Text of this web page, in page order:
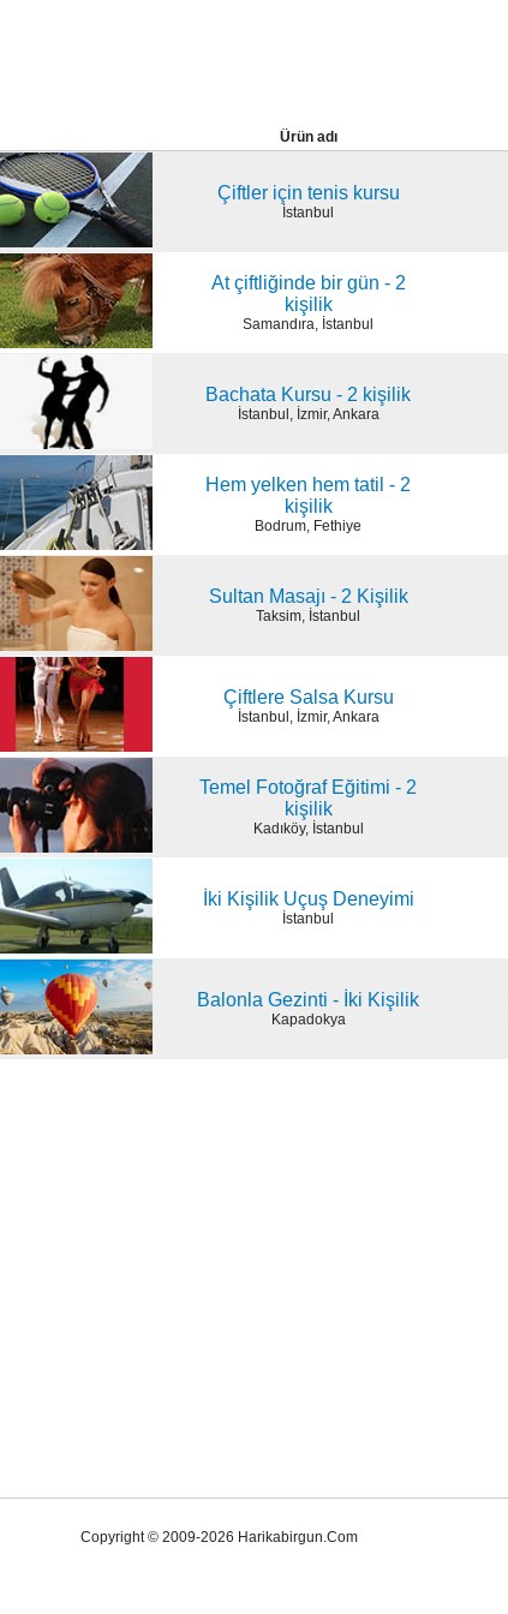
Ürün adı
Çiftler için tenis kursu
İstanbul
At çiftliğinde bir gün - 2
kişilik
Samandıra, İstanbul
Bachata Kursu - 2 kişilik
İstanbul, İzmir, Ankara
Hem yelken hem tatil - 2
kişilik
Bodrum, Fethiye
Sultan Masajı - 2 Kişilik
Taksim, İstanbul
Çiftlere Salsa Kursu
İstanbul, İzmir, Ankara
Temel Fotoğraf Eğitimi - 2
kişilik
Kadıköy, İstanbul
İki Kişilik Uçuş Deneyimi
İstanbul
Balonla Gezinti - İki Kişilik
Kapadokya
Copyright © 2009-2026 Harikabirgun.Com